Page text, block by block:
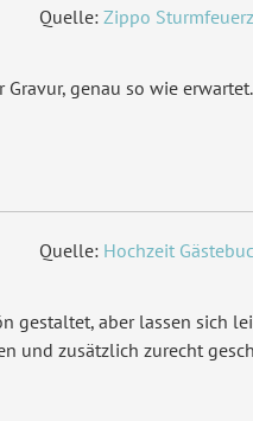
Quelle: Zippo
Gravur, genau so wie
Quelle: Hochzeit
gestaltet, aber lassen sich
und zusätzlich zurecht